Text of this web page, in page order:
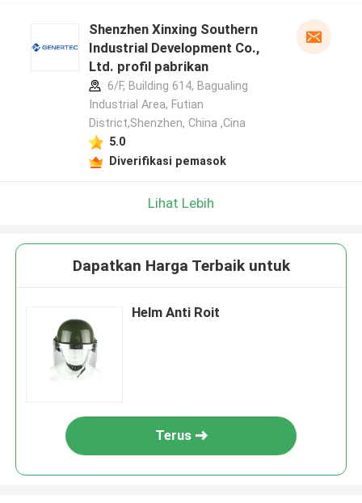
Shenzhen Xinxing Southern
Industrial Development Co.,
Ltd. profil pabrikan
6/F, Building 614, Bagualing
Industrial Area, Futian
District,Shenzhen, China ,Cina
5.0
Diverifikasi pemasok
Lihat Lebih
Dapatkan Harga Terbaik untuk
Helm Anti Roit
Terus